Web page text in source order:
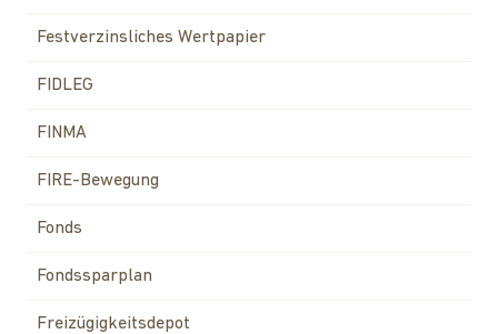
Festverzinsliches Wertpapier
FIDLEG
FINMA
FIRE-Bewegung
Fonds
Fondssparplan
Freizügigkeitsdepot